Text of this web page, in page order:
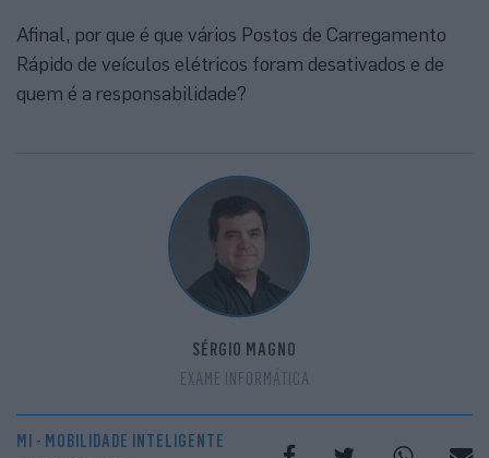
Afinal, por que é que vários Postos de Carregamento
Rápido de veículos elétricos foram desativados e de
quem é a responsabilidade?
SÉRGIO MAGNO
EXAME INFORMÁTICA
MI - MOBILIDADE INTELIGENTE